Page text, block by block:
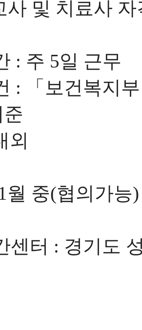
사 및 치료사
: 주 5일 근무
: 「보건복지
외
월 중(협의가능)
센터 : 경기도